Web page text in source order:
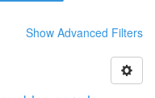
Show Advanced Filters